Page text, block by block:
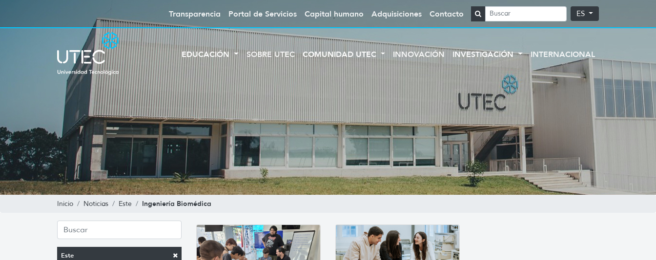
Transparencia Portal de Servicios Capital humano Adquisiciones Contacto ES
EDUCACIÓN SOBRE UTEC COMUNIDAD UTEC INNOVACIÓN INVESTIGACIÓN INTERNACIONAL
Inicio Noticias Este Ingeniería Biomédica
Este